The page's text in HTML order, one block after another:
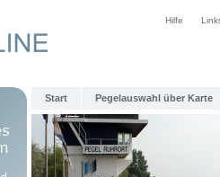
Hilfe
Start Pegelauswahl über Karte